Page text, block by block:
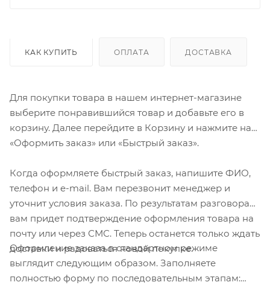
КАК КУПИТЬ ОПЛАТА ДОСТАВКА
Для покупки товара в нашем интернет-магазине
выберите понравившийся товар и добавьте его в
корзину. Далее перейдите в Корзину и нажмите на
«Оформить заказ» или «Быстрый заказ».
Когда оформляете быстрый заказ, напишите ФИО,
телефон и e-mail. Вам перезвонит менеджер и
уточнит условия заказа. По результатам разговора
вам придет подтверждение оформления товара на
почту или через СМС. Теперь останется только ждать
доставки и радоваться новой покупке.
Оформление заказа в стандартном режиме
выглядит следующим образом. Заполняете
полностью форму по последовательным этапам: